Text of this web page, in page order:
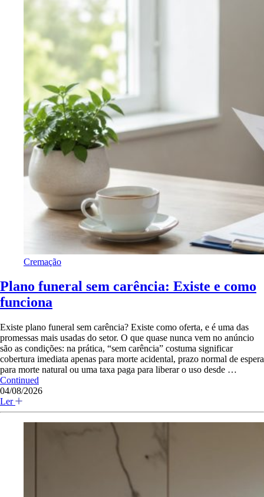
Cremação
Plano funeral sem carência: Existe e como
funciona
Existe plano funeral sem carência? Existe como oferta, e é uma das
promessas mais usadas do setor. O que quase nunca vem no anúncio
são as condições: na prática, “sem carência” costuma significar
cobertura imediata apenas para morte acidental, prazo normal de espera
para morte natural ou uma taxa paga para liberar o uso desde …
Continued
04/08/2026
Ler